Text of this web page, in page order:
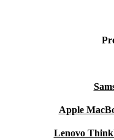
Apple
Lenovo